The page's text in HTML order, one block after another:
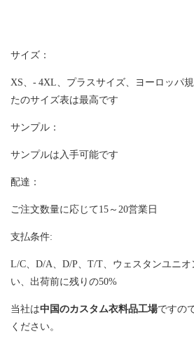
サイズ：
XS、- 4XL、プラスサイズ、ヨーロッパ
たのサイズ表は最高です
サンプル：
サンプルは入手可能です
配達：
ご注文数量に応じて15～20営業日
支払条件:
L/C、D/A、D/P、T/T、ウェスタンユニ
い、出荷前に残りの50%
当社は中国のカスタム衣料品工場ですの
ください。